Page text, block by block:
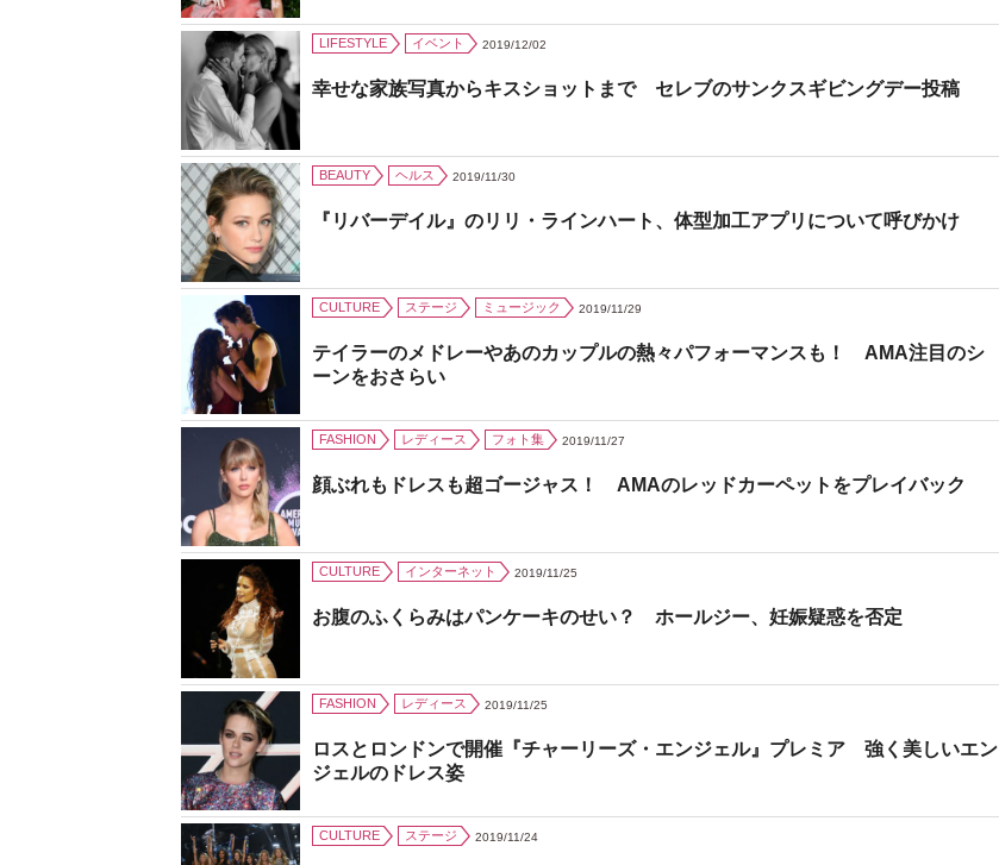
LIFESTYLE イベント 2019/12/02
幸せな家族写真からキスショットまで セレブのサンクスギビングデー投稿
BEAUTY ヘルス 2019/11/30
『リバーデイル』のリリ・ラインハート、体型加工アプリについて呼びかけ
CULTURE ステージ ミュージック 2019/11/29
テイラーのメドレーやあのカップルの熱々パフォーマンスも！ AMA注目のシ
ーンをおさらい
FASHION レディース フォト集 2019/11/27
顔ぶれもドレスも超ゴージャス！ AMAのレッドカーペットをプレイバック
CULTURE インターネット 2019/11/25
お腹のふくらみはパンケーキのせい？ ホールジー、妊娠疑惑を否定
FASHION レディース 2019/11/25
ロスとロンドンで開催『チャーリーズ・エンジェル』プレミア 強く美しいエン
ジェルのドレス姿
CULTURE ステージ 2019/11/24